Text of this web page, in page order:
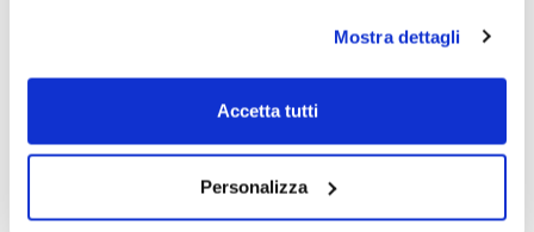
scelte privacy sui cookie, ti invitiamo a prendere visione
dell’informativa cookie.
Chiudendo il banner tramite la “X” prosegui la
dei soli cookie tecnici. Selezionando “Accetta tutti” presti
il tuo consenso alla profilazione che potrai revocare in
ogni momentoRevoca
Mostra dettagli
Accetta tutti
Personalizza